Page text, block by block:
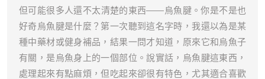
但可能很多人還不太清楚的東西——烏魚腱。你是不是也
好奇烏魚腱是什麼？第一次聽到這名字時，我還以為是某
種中藥材或健身補品，結果一問才知道，原來它和烏魚子
有關，是烏魚身上的一個部位。說實話，烏魚腱這東西，
處理起來有點麻煩，但吃起來卻很有特色，尤其適合喜歡